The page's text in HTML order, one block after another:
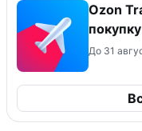
Ozon
До 31